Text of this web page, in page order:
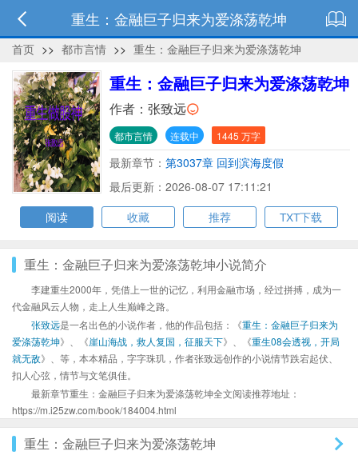
重生：金融巨子归来为爱涤荡乾坤
首页 >> 都市言情 >> 重生：金融巨子归来为爱涤荡乾坤
重生：金融巨子归来为爱涤荡乾坤
作者： 张致远
都市言情 连载中 1445 万字
最新章节： 第3037章 回到滨海度假
最后更新：2026-08-07 17:11:21
阅读
收藏 推荐 TXT下载
重生：金融巨子归来为爱涤荡乾坤小说简介
李建重生2000年，凭借上一世的记忆，利用金融市场，经过拼搏，成为一
代金融风云人物，走上人生巅峰之路。
张致远是一名出色的小说作者，他的作品包括：《重生：金融巨子归来为
爱涤荡乾坤》、《崖山海战，救人复国，征服天下》、《重生08会透视，开局
就无敌》、等，本本精品，字字珠玑，作者张致远创作的小说情节跌宕起伏、
扣人心弦，情节与文笔俱佳。
最新章节重生：金融巨子归来为爱涤荡乾坤全文阅读推荐地址：
https://m.i25zw.com/book/184004.html
重生：金融巨子归来为爱涤荡乾坤